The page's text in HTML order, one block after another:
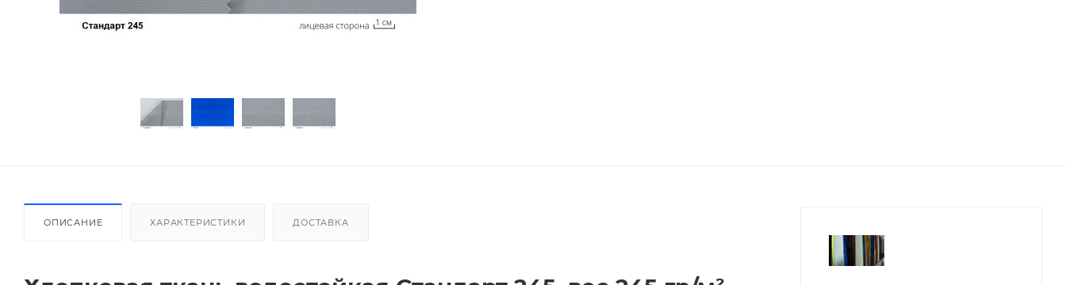
ОПИСАНИЕ ХАРАКТЕРИСТИКИ ДОСТАВКА